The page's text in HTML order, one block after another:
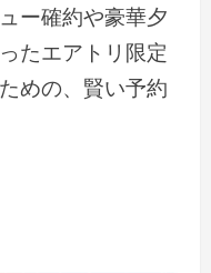
ー確約や豪華夕
たエアトリ限定
めの、賢い予約